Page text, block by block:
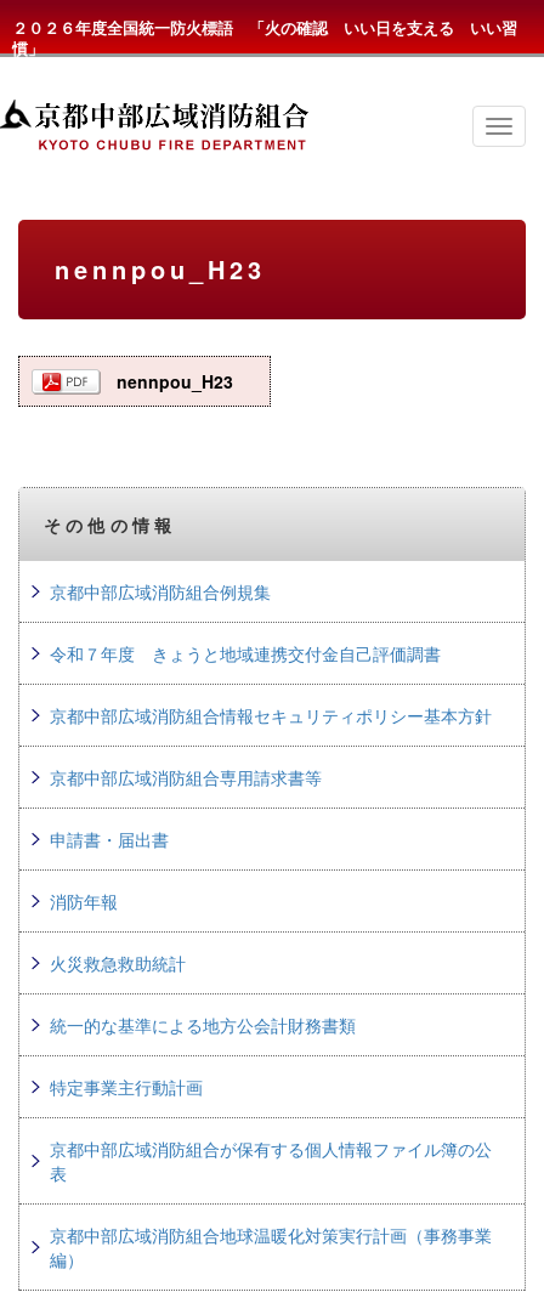
２０２６年度全国統一防火標語 「火の確認 いい日を支える いい習
慣」
京
都
nennpou_H23
nennpou_H23
その他の情報
京都中部広域消防組合例規集
令和７年度 きょうと地域連携交付金自己評価調書
京都中部広域消防組合情報セキュリティポリシー基本方針
京都中部広域消防組合専用請求書等
申請書・届出書
消防年報
火災救急救助統計
統一的な基準による地方公会計財務書類
特定事業主行動計画
京都中部広域消防組合が保有する個人情報ファイル簿の公
表
京都中部広域消防組合地球温暖化対策実行計画（事務事業
編）